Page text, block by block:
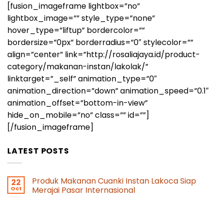
[fusion_imageframe lightbox=”no”
lightbox_image=”” style_type=”none”
hover_type=”liftup” bordercolor=””
bordersize=”0px” borderradius=”0″ stylecolor=””
align=”center” link=”http://rosaliajaya.id/product-
category/makanan-instan/lakolak/”
linktarget=”_self” animation_type=”0″
animation_direction=”down” animation_speed=”0.1″
animation_offset=”bottom-in-view”
hide_on_mobile=”no” class=”” id=””]
[/fusion_imageframe]
LATEST POSTS
22
Oct
Produk Makanan Cuanki Instan Lakoca Siap
Merajai Pasar Internasional